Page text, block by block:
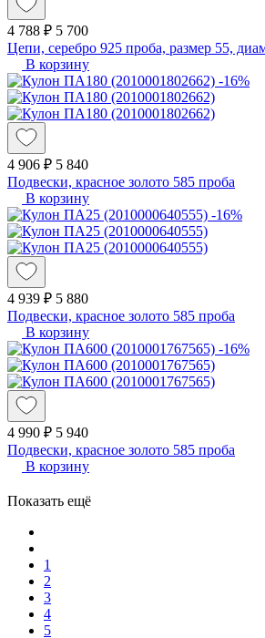
4 788 ₽ 5 700
Цепи, серебро 925 проба, размер 55,
В корзину
-16%
4 906 ₽ 5 840
Подвески, красное золото 585 проба
В корзину
-16%
4 939 ₽ 5 880
Подвески, красное золото 585 проба
В корзину
-16%
4 990 ₽ 5 940
Подвески, красное золото 585 проба
В корзину
Показать ещё
1
2
3
4
5